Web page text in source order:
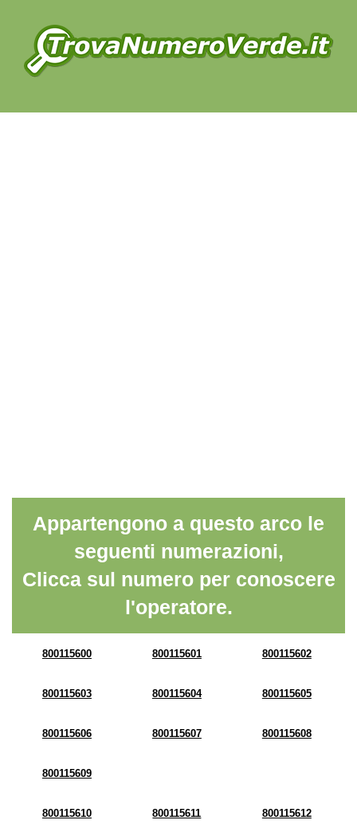
Appartengono a questo arco le
seguenti numerazioni,
Clicca sul numero per conoscere
l'operatore.
800115600 800115601 800115602
800115603 800115604 800115605
800115606 800115607 800115608
800115609
800115610 800115611 800115612